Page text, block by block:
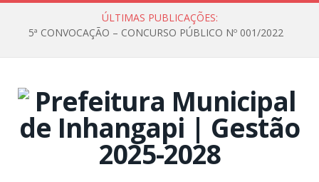
ÚLTIMAS PUBLICAÇÕES:
5ª CONVOCAÇÃO – CONCURSO PÚBLICO Nº 001/2022